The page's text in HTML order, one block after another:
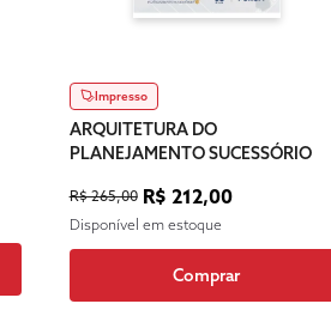
Impresso
ARQUITETURA DO
PLANEJAMENTO SUCESSÓRIO
R$ 265,00 R$ 212,00
Disponível em estoque
Comprar